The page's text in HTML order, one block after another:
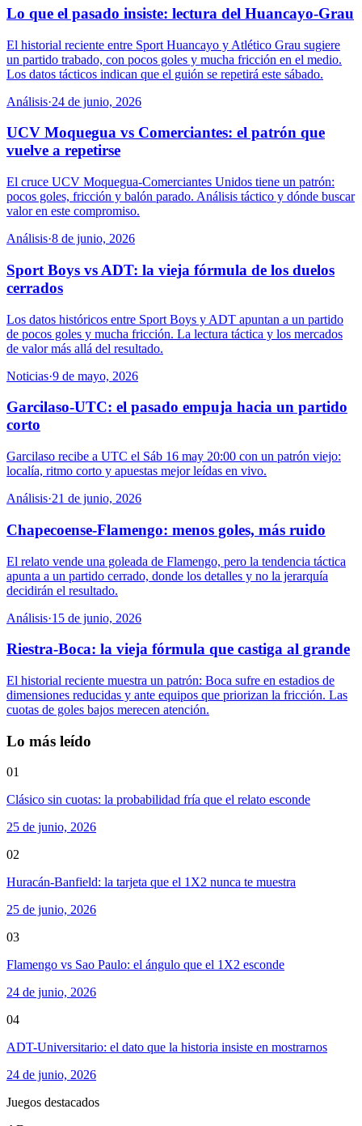
Lo que el pasado insiste: lectura del Huancayo-Grau
El historial reciente entre Sport Huancayo y Atlético Grau sugiere
un partido trabado, con pocos goles y mucha fricción en el medio.
Los datos tácticos indican que el guión se repetirá este sábado.
Análisis·24 de junio, 2026
UCV Moquegua vs Comerciantes: el patrón que
vuelve a repetirse
El cruce UCV Moquegua-Comerciantes Unidos tiene un patrón:
pocos goles, fricción y balón parado. Análisis táctico y dónde buscar
valor en este compromiso.
Análisis·8 de junio, 2026
Sport Boys vs ADT: la vieja fórmula de los duelos
cerrados
Los datos históricos entre Sport Boys y ADT apuntan a un partido
de pocos goles y mucha fricción. La lectura táctica y los mercados
de valor más allá del resultado.
Noticias·9 de mayo, 2026
Garcilaso-UTC: el pasado empuja hacia un partido
corto
Garcilaso recibe a UTC el Sáb 16 may 20:00 con un patrón viejo:
localía, ritmo corto y apuestas mejor leídas en vivo.
Análisis·21 de junio, 2026
Chapecoense-Flamengo: menos goles, más ruido
El relato vende una goleada de Flamengo, pero la tendencia táctica
apunta a un partido cerrado, donde los detalles y no la jerarquía
decidirán el resultado.
Análisis·15 de junio, 2026
Riestra-Boca: la vieja fórmula que castiga al grande
El historial reciente muestra un patrón: Boca sufre en estadios de
dimensiones reducidas y ante equipos que priorizan la fricción. Las
cuotas de goles bajos merecen atención.
Lo más leído
01
Clásico sin cuotas: la probabilidad fría que el relato esconde
25 de junio, 2026
02
Huracán-Banfield: la tarjeta que el 1X2 nunca te muestra
25 de junio, 2026
03
Flamengo vs Sao Paulo: el ángulo que el 1X2 esconde
24 de junio, 2026
04
ADT-Universitario: el dato que la historia insiste en mostrarnos
24 de junio, 2026
Juegos destacados